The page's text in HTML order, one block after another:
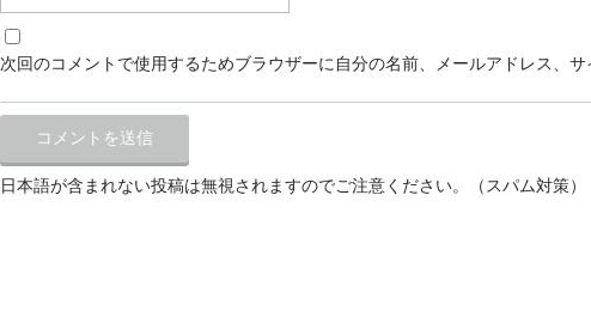
次回のコメントで使用するためブラウザーに自分の名前、メールアドレス、
日本語が含まれない投稿は無視されますのでご注意ください。（スパム対策）